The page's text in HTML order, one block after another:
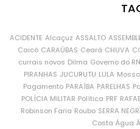
ACIDENTE Alcaçuz ASSALTO
Caicó CARAÚBAS Ceará CHUVA
currais novos Dilma Governo do RN
PIRANHAS JUCURUTU LULA
Pagamento PARAÍBA PARELHAS
POLÍCIA MILITAR Política PRF
Robinson Faria Roubo SERRA
Costa Água